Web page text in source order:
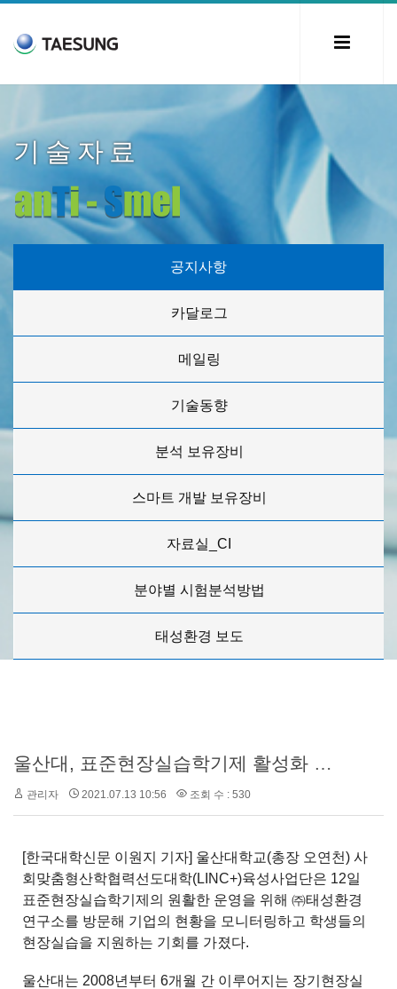
기술자료
공지사항
카달로그
메일링
기술동향
분석 보유장비
스마트 개발 보유장비
자료실_CI
분야별 시험분석방법
태성환경 보도
울산대, 표준현장실습학기제 활성화 간담회
관리자 2021.07.13 10:56 조회 수 : 530
[한국대학신문 이원지 기자] 울산대학교(총장 오연천) 사
회맞춤형산학협력선도대학(LINC+)육성사업단은 12일
표준현장실습학기제의 원활한 운영을 위해 ㈜태성환경
연구소를 방문해 기업의 현황을 모니터링하고 학생들의
현장실습을 지원하는 기회를 가졌다.
울산대는 2008년부터 6개월 간 이루어지는 장기현장실